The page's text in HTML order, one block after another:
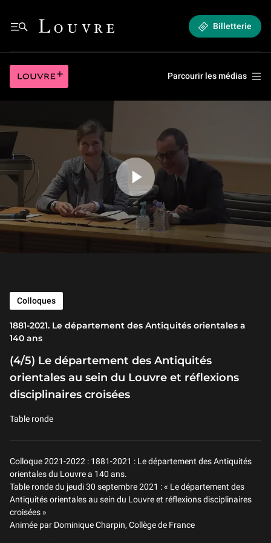
Menu
Louvre - Retour à l'accueil Billetterie
Parcourir les médias
Jouer la vidéo (4/5) Le département des Antiquités orientales au sein
(4/5) Le département des Antiquités
orientales au sein du Louvre et réflexions
disciplinaires croisées
Colloques
1881-2021. Le département des Antiquités orientales a
140 ans
Table ronde
Colloque 2021-2022 : 1881-2021 : Le département des Antiquités
orientales du Louvre a 140 ans.
Table ronde du jeudi 30 septembre 2021 : « Le département des
Antiquités orientales au sein du Louvre et réflexions disciplinaires
croisées »
Animée par Dominique Charpin, Collège de France